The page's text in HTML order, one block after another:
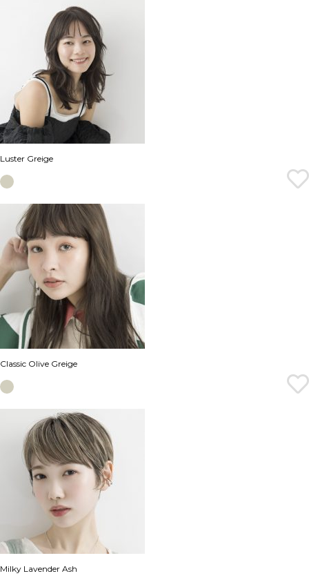
Luster Greige
Classic Olive Greige
Milky Lavender Ash